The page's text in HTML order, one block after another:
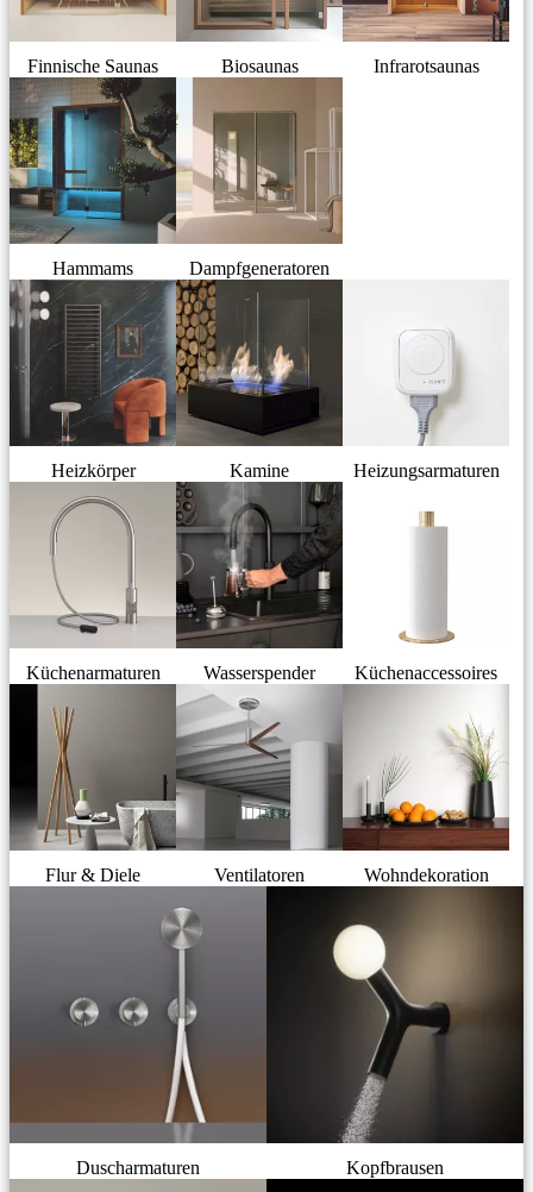
Finnische Saunas Biosaunas Infrarotsaunas
Hammams Dampfgeneratoren
Heizkörper Kamine Heizungsarmaturen
Küchenarmaturen Wasserspender Küchenaccessoires
Flur & Diele Ventilatoren Wohndekoration
Duscharmaturen Kopfbrausen